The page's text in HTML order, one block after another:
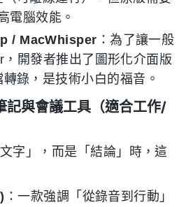
電腦效能。
/ MacWhisper ：為了讓一般
開發者推出了圖形化介面版
錄，是技術小白的福音。
記與會議工具（適合工作/
字」，而是「結論」時，這
：一款強調「從錄音到行動」